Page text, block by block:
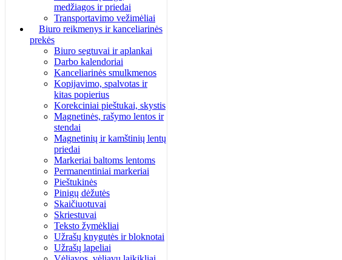
medžiagos ir priedai
Transportavimo vežimėliai
Biuro reikmenys ir kanceliarinės
prekės
Biuro segtuvai ir aplankai
Darbo kalendoriai
Kanceliarinės smulkmenos
Kopijavimo, spalvotas ir
kitas popierius
Korekciniai pieštukai, skystis
Magnetinės, rašymo lentos ir
stendai
Magnetinių ir kamštinių lentų
priedai
Markeriai baltoms lentoms
Permanentiniai markeriai
Pieštukinės
Pinigų dėžutės
Skaičiuotuvai
Skriestuvai
Teksto žymėkliai
Užrašų knygutės ir bloknotai
Užrašų lapeliai